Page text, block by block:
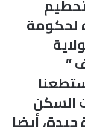
لحكومة
”
السكن